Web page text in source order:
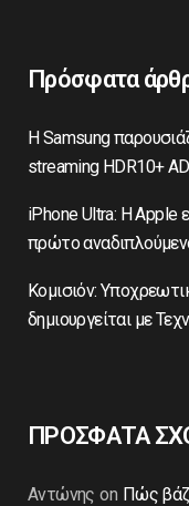
Πρόσφατα
Η Samsung
streaming HDR10+
iPhone Ultra: Η Apple
πρώτο
Κομισιόν:
δημιουργείται με
ΠΡΟΣΦΑΤΑ
Αντώνης on Πώς